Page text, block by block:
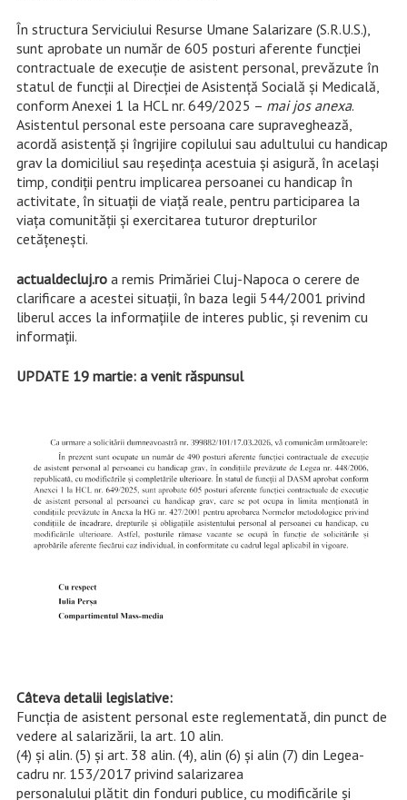
În structura Serviciului Resurse Umane Salarizare (S.R.U.S.),
sunt aprobate un număr de 605 posturi aferente funcției
contractuale de execuție de asistent personal, prevăzute în
statul de funcții al Direcției de Asistență Socială și Medicală,
conform Anexei 1 la HCL nr. 649/2025 – mai jos anexa.
Asistentul personal este persoana care supraveghează,
acordă asistență și îngrijire copilului sau adultului cu handicap
grav la domiciliul sau reşedința acestuia şi asigură, în acelaşi
timp, condiții pentru implicarea persoanei cu handicap în
activitate, în situații de viață reale, pentru participarea la
viața comunității şi exercitarea tuturor drepturilor
cetățeneşti.
actualdecluj.ro a remis Primăriei Cluj-Napoca o cerere de
clarificare a acestei situații, în baza legii 544/2001 privind
liberul acces la informațiile de interes public, și revenim cu
informații.
UPDATE 19 martie: a venit răspunsul
Câteva detalii legislative:
Funcţia de asistent personal este reglementată, din punct de
vedere al salarizării, la art. 10 alin.
(4) şi alin. (5) şi art. 38 alin. (4), alin (6) şi alin (7) din Legea-
cadru nr. 153/2017 privind salarizarea
personalului plătit din fonduri publice, cu modificările şi